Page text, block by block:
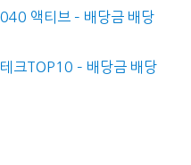
액티브 – 배당금 배당
크TOP10 – 배당금 배당